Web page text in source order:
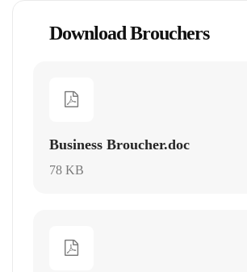
Download Brouchers
Business Broucher.doc
78 KB